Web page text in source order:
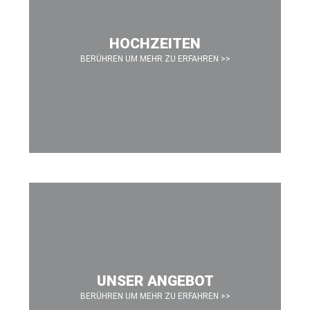
HOCHZEITEN
BERÜHREN UM MEHR ZU ERFAHREN >>
bis modern, von Pop bis Electro. Wir passen unsere Musik
genau an Ihre Veranstaltung und Ihre Gäste an, um für eine
UNSER ANGEBOT
BERÜHREN UM MEHR ZU ERFAHREN >>